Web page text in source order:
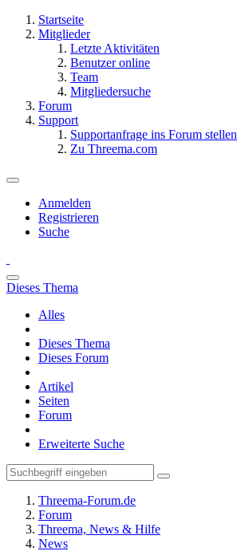
Startseite
Mitglieder
Letzte Aktivitäten
Benutzer online
Team
Mitgliedersuche
Forum
Support
Supportanfrage ins Forum stellen
Zu Threema.com
Anmelden
Registrieren
Suche
Dieses Thema
Alles
Dieses Thema
Dieses Forum
Artikel
Seiten
Forum
Erweiterte Suche
Threema-Forum.de
Forum
Threema, News & Hilfe
News